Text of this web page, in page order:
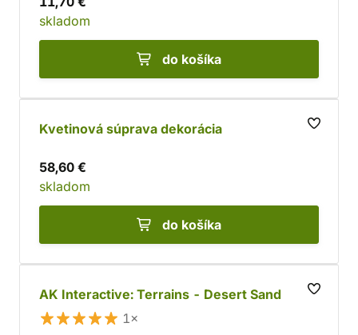
skladom
do košíka
Kvetinová súprava dekorácia
58,60 €
skladom
do košíka
AK Interactive: Terrains - Desert Sand
1×